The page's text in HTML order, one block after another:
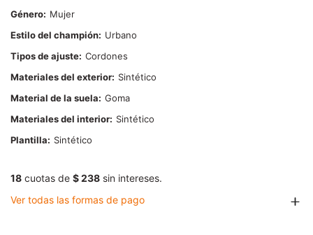
Género
Mujer
Estilo del champión
Urbano
Tipos de ajuste Cordones
Materiales del exterior
Sintético
Material de la suela
Goma
Materiales del interior
Sintético
Plantilla
Sintético
18 cuotas de $ 238 sin intereses.
Ver todas las formas de pago